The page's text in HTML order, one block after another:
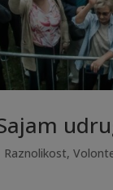
Raznolikost,